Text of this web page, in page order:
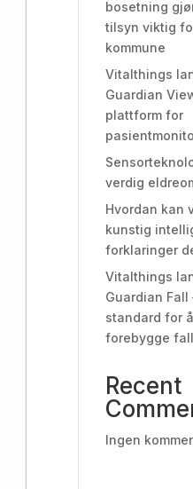
bosetning
tilsyn viktig
kommune
Vitalthings
Guardian
plattform for
verdig
Hvordan kan
kunstig
forklaringer
Vitalthings
Guardian Fall
standard for
forebygge fall
Recent
Ingen